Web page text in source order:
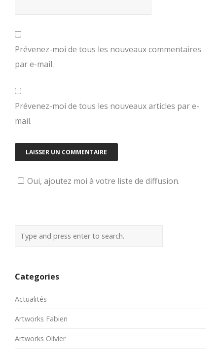
Prévenez-moi de tous les nouveaux commentaires
par e-mail.
Prévenez-moi de tous les nouveaux articles par e-
mail.
Oui, ajoutez moi à votre liste de diffusion.
Categories
Actualités
Artworks Fabien
Artworks Olivier